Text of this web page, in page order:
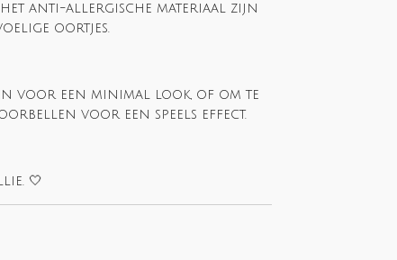
anti-allergische materiaal zijn
oortjes.
voor een minimal look, of om te
voor een speels effect.
🤍